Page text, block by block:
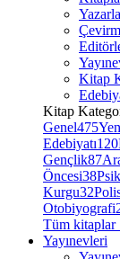
Kitap
Kitap
Genel475
Edebiyatı120
Gençlik87
Öncesi38
Kurgu32
Otobiyografi
Tüm kitaplar
Yayınevleri